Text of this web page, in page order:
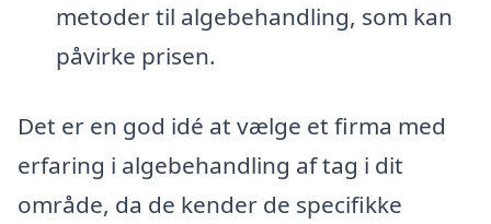
metoder til algebehandling, som kan
påvirke prisen.
Det er en god idé at vælge et firma med
erfaring i algebehandling af tag i dit
område, da de kender de specifikke